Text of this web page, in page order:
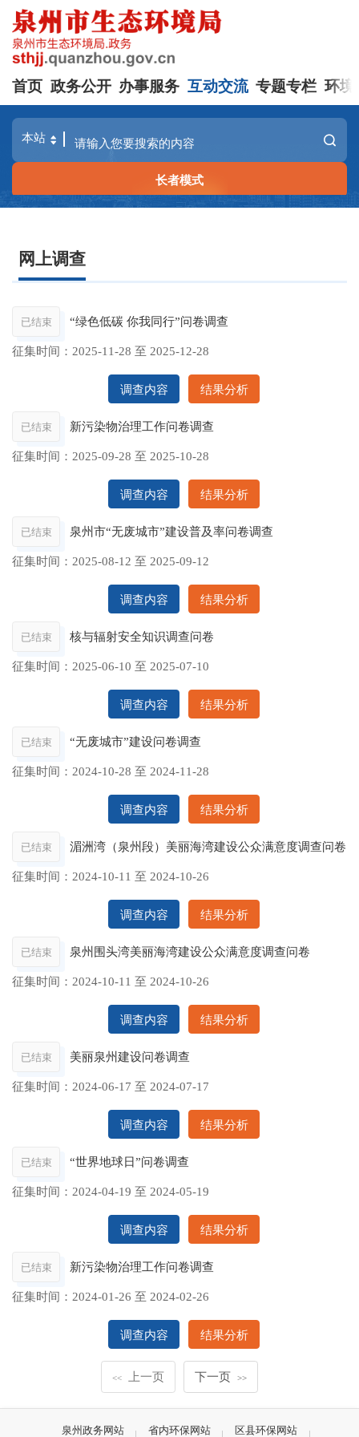
首页 政务公开 办事服务 互动交流 专题专栏 环境
长者模式
网上调查
已结束 “绿色低碳 你我同行”问卷调查
征集时间： 2025-11-28 至 2025-12-28
调查内容 结果分析
已结束 新污染物治理工作问卷调查
征集时间： 2025-09-28 至 2025-10-28
调查内容 结果分析
已结束 泉州市“无废城市”建设普及率问卷调查
征集时间： 2025-08-12 至 2025-09-12
调查内容 结果分析
已结束 核与辐射安全知识调查问卷
征集时间： 2025-06-10 至 2025-07-10
调查内容 结果分析
已结束 “无废城市”建设问卷调查
征集时间： 2024-10-28 至 2024-11-28
调查内容 结果分析
已结束 湄洲湾（泉州段）美丽海湾建设公众满意度调查问卷
征集时间： 2024-10-11 至 2024-10-26
调查内容 结果分析
已结束 泉州围头湾美丽海湾建设公众满意度调查问卷
征集时间： 2024-10-11 至 2024-10-26
调查内容 结果分析
已结束 美丽泉州建设问卷调查
征集时间： 2024-06-17 至 2024-07-17
调查内容 结果分析
已结束 “世界地球日”问卷调查
征集时间： 2024-04-19 至 2024-05-19
调查内容 结果分析
已结束 新污染物治理工作问卷调查
征集时间： 2024-01-26 至 2024-02-26
调查内容 结果分析
<< 上一页 下一页 >>
泉州政务网站 省内环保网站 区县环保网站